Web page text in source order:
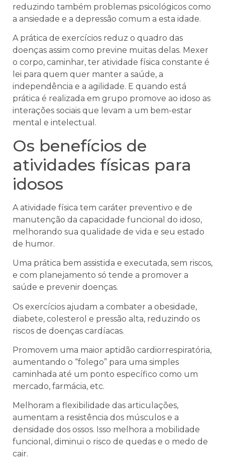
reduzindo também problemas psicológicos como
a ansiedade e a depressão comum a esta idade.
A prática de exercícios reduz o quadro das
doenças assim como previne muitas delas. Mexer
o corpo, caminhar, ter atividade física constante é
lei para quem quer manter a saúde, a
independência e a agilidade. E quando está
prática é realizada em grupo promove ao idoso as
interações sociais que levam a um bem-estar
mental e intelectual.
Os benefícios de
atividades físicas para
idosos
A atividade física tem caráter preventivo e de
manutenção da capacidade funcional do idoso,
melhorando sua qualidade de vida e seu estado
de humor.
Uma prática bem assistida e executada, sem riscos,
e com planejamento só tende a promover a
saúde e prevenir doenças.
Os exercícios ajudam a combater a obesidade,
diabete, colesterol e pressão alta, reduzindo os
riscos de doenças cardíacas.
Promovem uma maior aptidão cardiorrespiratória,
aumentando o “folego” para uma simples
caminhada até um ponto específico como um
mercado, farmácia, etc.
Melhoram a flexibilidade das articulações,
aumentam a resistência dos músculos e a
densidade dos ossos. Isso melhora a mobilidade
funcional, diminui o risco de quedas e o medo de
cair.